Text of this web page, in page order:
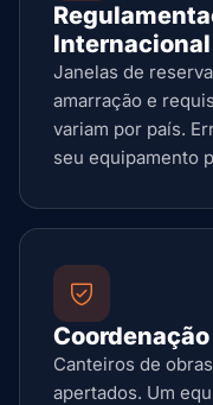
Internacional
Janelas de
amarração e
variam por país.
seu equipamento
Canteiros de
apertados. Um